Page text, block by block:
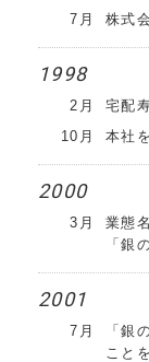
7月 株式
1998
2月
宅配
10月
本社
2000
3月
業態
「銀
2001
7月
「銀
こと